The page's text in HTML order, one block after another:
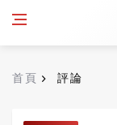
首頁 評論